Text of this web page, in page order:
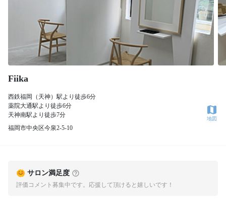
Fiika
西鉄福岡（天神）駅より徒歩6分
薬院大通駅より徒歩6分
天神南駅より徒歩7分
福岡市中央区今泉2-5-10
地図
サロン満足度
評価コメント募集中です。応援して頂けると嬉しいです！